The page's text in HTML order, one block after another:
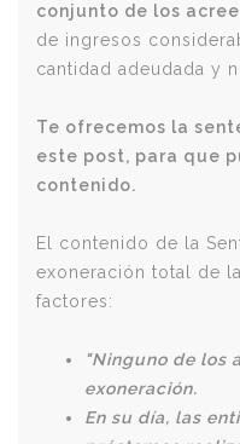
conjunto de los
de ingresos
cantidad adeudada y
Te ofrecemos la
este post, para que
contenido.
El contenido de la
exoneración total de
factores:
"Ninguno de los
exoneración.
En su día, las